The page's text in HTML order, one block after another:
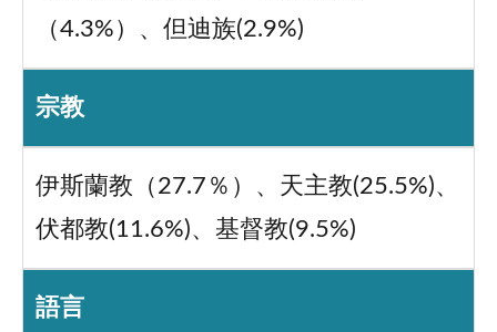
（4.3%）、但迪族(2.9%)
宗教
伊斯蘭教（27.7％）、天主教(25.5%)、
伏都教(11.6%)、基督教(9.5%)
語言